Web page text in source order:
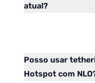
atual?
Posso usar
Hotspot com